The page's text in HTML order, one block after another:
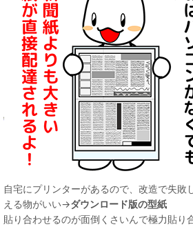
自宅にプリンターがあるので、改造で失敗
える物がいい→ダウンロード版の型紙
貼り合わせるのが面倒くさいんで極力貼り